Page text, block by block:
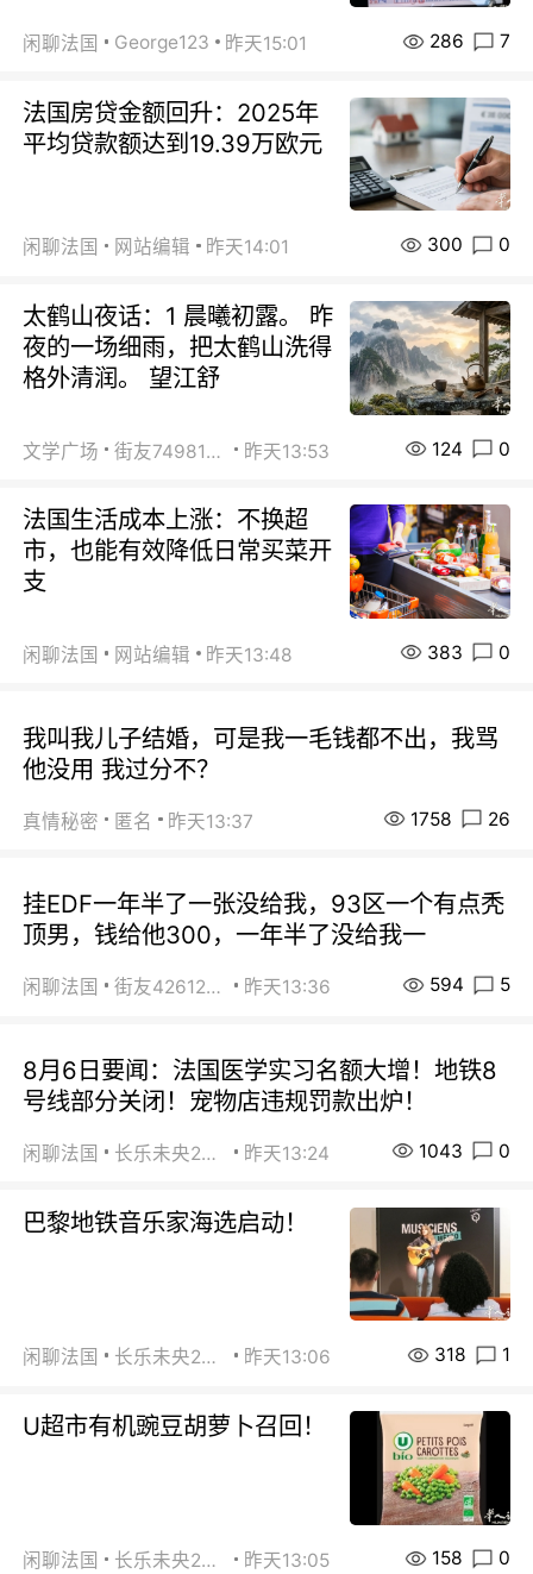
闲聊法国 George123 昨天15:01 286 7
法国房贷金额回升：2025年
平均贷款额达到19.39万欧元
闲聊法国 网站编辑 昨天14:01 300 0
太鹤山夜话：1 晨曦初露。 昨
夜的一场细雨，把太鹤山洗得
格外清润。 望江舒
文学广场 街友74981146 昨天13:53 124 0
法国生活成本上涨：不换超
市，也能有效降低日常买菜开
支
闲聊法国 网站编辑 昨天13:48 383 0
我叫我儿子结婚，可是我一毛钱都不出，我骂
他没用 我过分不？
真情秘密 匿名 昨天13:37 1758 26
挂EDF一年半了一张没给我，93区一个有点秃
顶男，钱给他300，一年半了没给我一
闲聊法国 街友42612092 昨天13:36 594 5
8月6日要闻：法国医学实习名额大增！地铁8
号线部分关闭！宠物店违规罚款出炉！
闲聊法国 长乐未央2015 昨天13:24 1043 0
巴黎地铁音乐家海选启动！
闲聊法国 长乐未央2015 昨天13:06 318 1
U超市有机豌豆胡萝卜召回！
闲聊法国 长乐未央2015 昨天13:05 158 0